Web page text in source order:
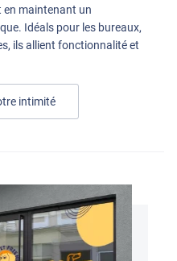
en maintenant un
Idéals pour les bureaux,
ils allient fonctionnalité et
intimité